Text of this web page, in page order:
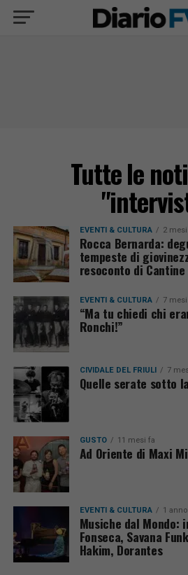
Tutte le
EVENTI & CULTURA 2
Rocca Bernarda:
tempeste di
resoconto di
EVENTI & CULTURA 7
“Ma tu chiedi chi
Ronchi!”
CIVIDALE DEL FRIULI 7
Quelle serate sotto
GUSTO 11 mesi fa
Ad Oriente di Maxi
EVENTI & CULTURA 1
Musiche dal Mondo:
Fonseca, Savana
Hakim, Dorantes